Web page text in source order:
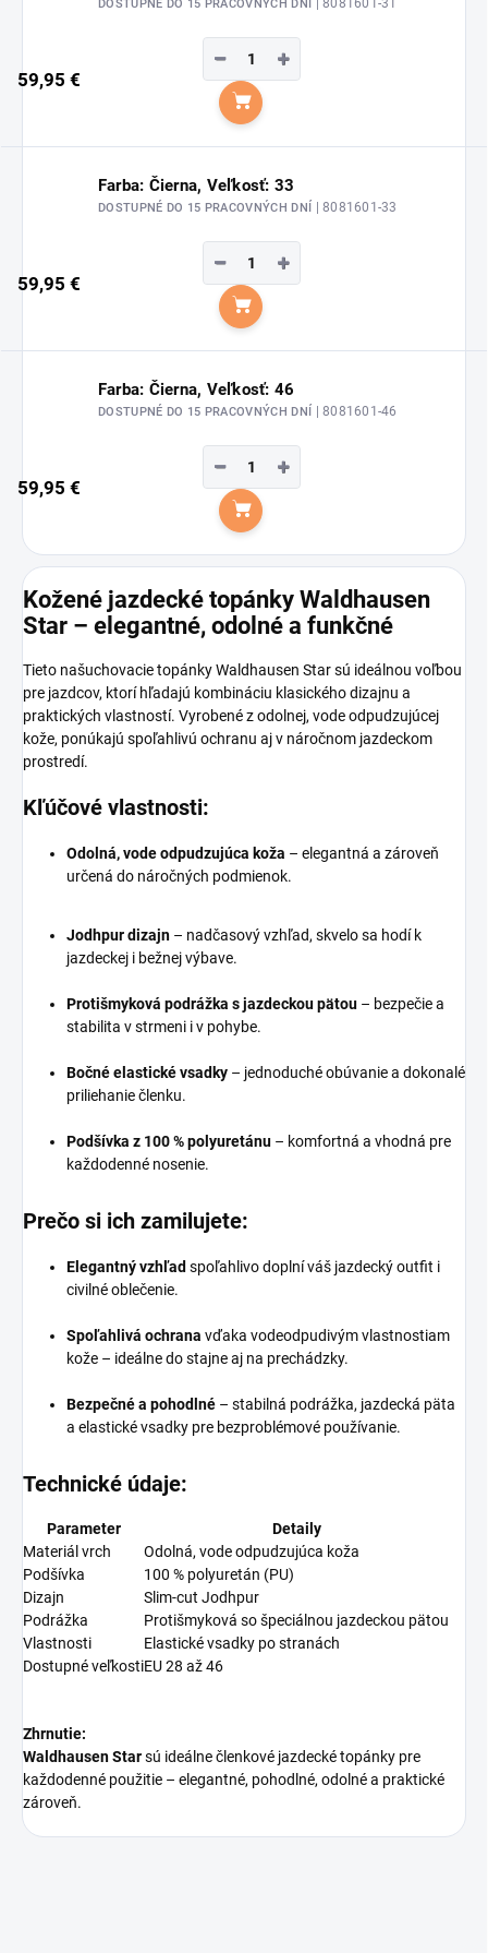
DOSTUPNÉ DO 15 PRACOVNÝCH DNÍ | 8081601-31
59,95 €
+
−
Do košíka
Farba: Čierna, Veľkosť: 33
DOSTUPNÉ DO 15 PRACOVNÝCH DNÍ | 8081601-33
59,95 €
+
−
Do košíka
Farba: Čierna, Veľkosť: 46
DOSTUPNÉ DO 15 PRACOVNÝCH DNÍ | 8081601-46
59,95 €
+
−
Do košíka
Kožené jazdecké topánky Waldhausen
Star – elegantné, odolné a funkčné
Tieto našuchovacie topánky Waldhausen Star sú ideálnou voľbou
pre jazdcov, ktorí hľadajú kombináciu klasického dizajnu a
praktických vlastností. Vyrobené z odolnej, vode odpudzujúcej
kože, ponúkajú spoľahlivú ochranu aj v náročnom jazdeckom
prostredí.
Kľúčové vlastnosti:
Odolná, vode odpudzujúca koža – elegantná a zároveň
určená do náročných podmienok.
Jodhpur dizajn – nadčasový vzhľad, skvelo sa hodí k
jazdeckej i bežnej výbave.
Protišmyková podrážka s jazdeckou pätou – bezpečie a
stabilita v strmeni i v pohybe.
Bočné elastické vsadky – jednoduché obúvanie a dokonalé
priliehanie členku.
Podšívka z 100 % polyuretánu – komfortná a vhodná pre
každodenné nosenie.
Prečo si ich zamilujete:
Elegantný vzhľad spoľahlivo doplní váš jazdecký outfit i
civilné oblečenie.
Spoľahlivá ochrana vďaka vodeodpudivým vlastnostiam
kože – ideálne do stajne aj na prechádzky.
Bezpečné a pohodlné – stabilná podrážka, jazdecká päta
a elastické vsadky pre bezproblémové používanie.
Technické údaje:
Parameter
Detaily
Materiál vrch
Odolná, vode odpudzujúca koža
Podšívka
100 % polyuretán (PU)
Dizajn
Slim-cut Jodhpur
Podrážka
Protišmyková so špeciálnou jazdeckou pätou
Vlastnosti
Elastické vsadky po stranách
Dostupné veľkostiEU 28 až 46
Zhrnutie:
Waldhausen Starsú ideálne členkové jazdecké topánky pre
každodenné použitie – elegantné, pohodlné, odolné a praktické
zároveň.